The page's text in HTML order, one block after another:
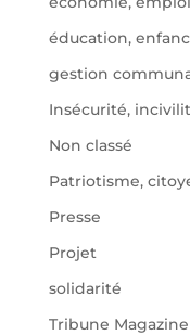
éducation,
gestion
Insécurité,
Non classé
Patriotisme,
Presse
Projet
solidarité
Tribune